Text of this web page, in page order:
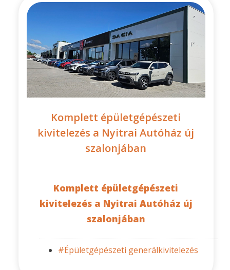
Komplett épületgépészeti
kivitelezés a Nyitrai Autóház új
szalonjában
Komplett épületgépészeti
kivitelezés a Nyitrai Autóház új
szalonjában
#Épületgépészeti generálkivitelezés